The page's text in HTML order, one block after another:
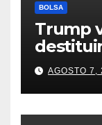
BOLSA
Trump
AGOSTO 7,